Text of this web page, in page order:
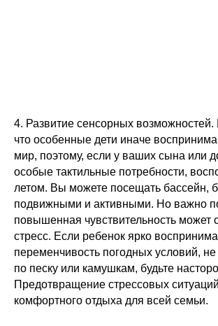
4. Развитие сенсорных
что особенные дети иначе
мир, поэтому, если у ваших сына или
особые тактильные потребности,
летом. Вы можете посещать бассейн,
подвижными и активными. Но важно
повышенная чувствительность может
стресс. Если ребенок ярко
переменчивость погодных условий,
по песку или камушкам, будьте
Предотвращение стрессовых
комфортного отдыха для всей семьи.